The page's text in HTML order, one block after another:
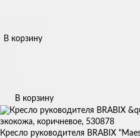
В корзину
В корзину
Кресло руководителя BRABIX